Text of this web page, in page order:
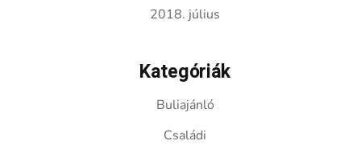
2018. július
Kategóriák
Buliajánló
Családi